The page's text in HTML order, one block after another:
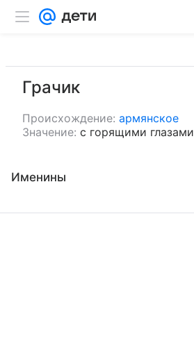
Грачик
Происхождение: армянское
Значение: с горящими глазами
Именины